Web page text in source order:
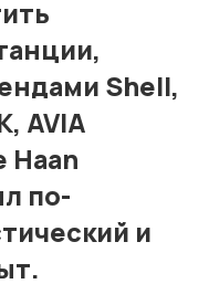
Shell,
AVIA
Haan
по-
и